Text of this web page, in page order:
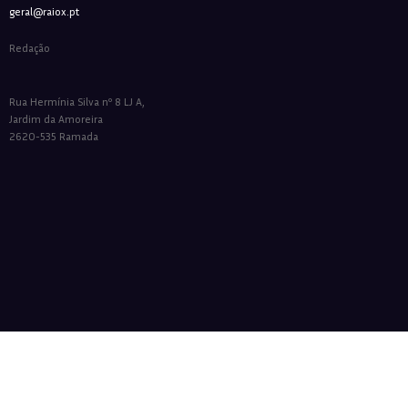
geral@raiox.pt
Redação
Rua Hermínia Silva nº 8 LJ A,
Jardim da Amoreira
2620-535 Ramada